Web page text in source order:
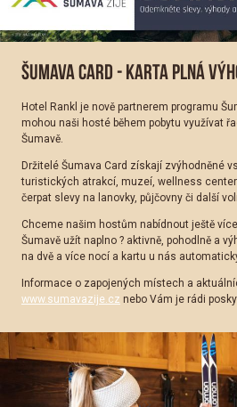
ŠUMAVA CARD - KARTA PLNÁ
Hotel Rankl je nově partnerem programu
mohou naši hosté během pobytu využívat
Šumavě.
Držitelé Šumava Card získají zvýhodněné
turistických atrakcí, muzeí, wellness
čerpat slevy na lanovky, půjčovny či další
Chceme našim hostům nabídnout ještě
Šumavě užít naplno ? aktivně, pohodlně a
na dvě a více nocí a kartu u nás
Informace o zapojených místech a
www.sumavazije.cz nebo Vám je rádi